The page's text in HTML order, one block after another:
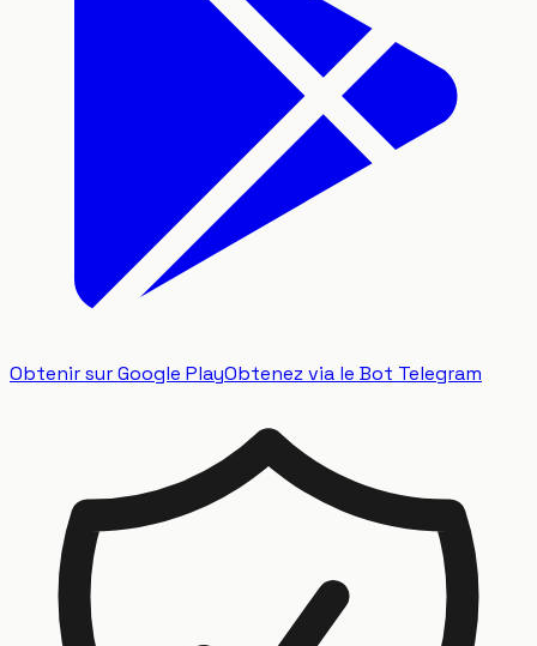
Obtenir sur Google PlayObtenez via le Bot Telegram